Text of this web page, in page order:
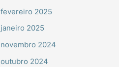
fevereiro 2025
janeiro 2025
novembro 2024
outubro 2024